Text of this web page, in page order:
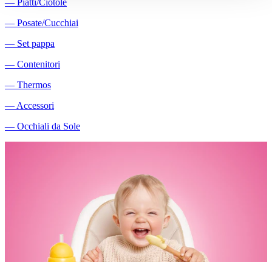
― Piatti/Ciotole
― Posate/Cucchiai
― Set pappa
― Contenitori
― Thermos
― Accessori
― Occhiali da Sole